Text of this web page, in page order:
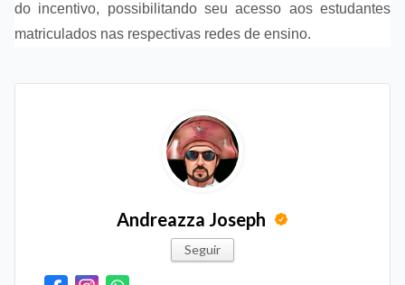
do incentivo, possibilitando seu acesso aos estudantes
matriculados nas respectivas redes de ensino.
Andreazza Joseph
Seguir